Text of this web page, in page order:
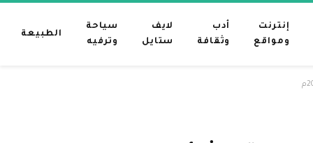
إنترنت
ومواقع
أدب
وثقافة
لايف
ستايل
سياحة
وترفيه
الطبيعة